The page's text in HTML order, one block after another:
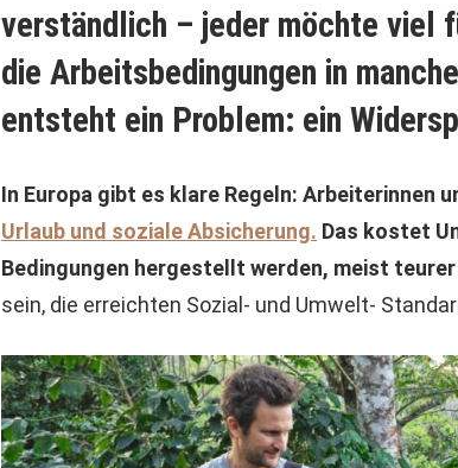
verständlich – jeder möchte viel
die Arbeitsbedingungen in
entsteht ein Problem: ein
In Europa gibt es klare Regeln: Arbeiterinnen
Urlaub und soziale Absicherung. Das kostet
Bedingungen hergestellt werden, meist
sein, die erreichten Sozial- und Umwelt-